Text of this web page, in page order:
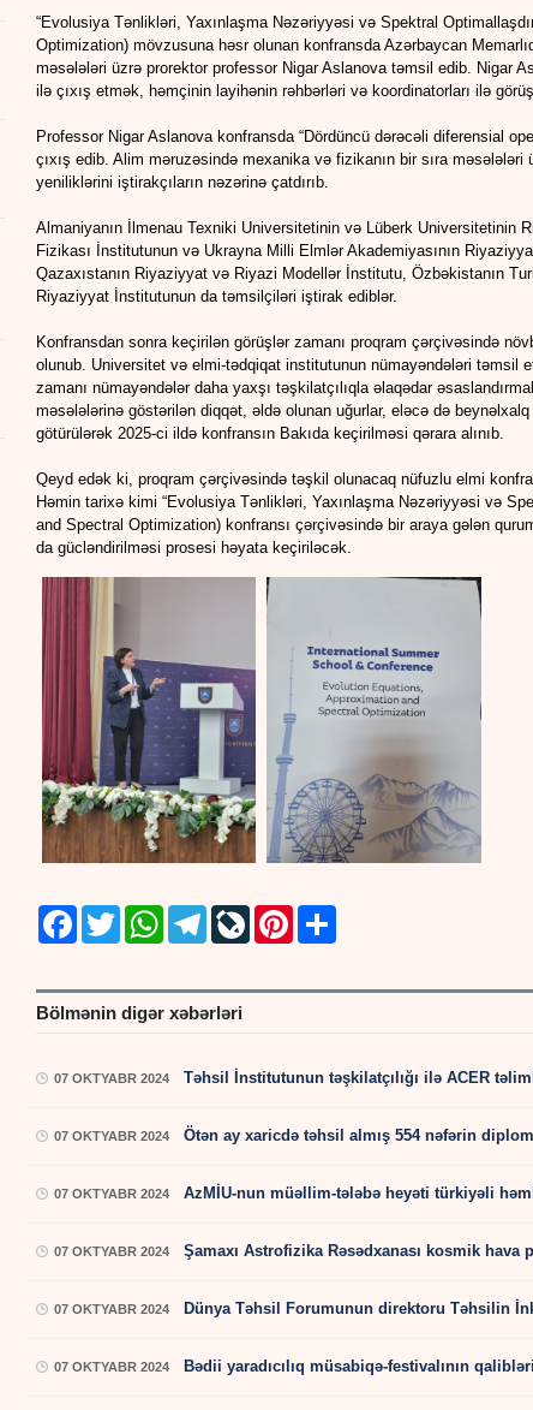
“Evolusiya Tənlikləri, Yaxınlaşma Nəzəriyyəsi və Spektral
Optimization) mövzusuna həsr olunan konfransda Azərbaycan
məsələləri üzrə prorektor professor Nigar Aslanova təmsil edib. Nigar
ilə çıxış etmək, həmçinin layihənin rəhbərləri və koordinatorları ilə
Professor Nigar Aslanova konfransda “Dördüncü dərəcəli diferensial
çıxış edib. Alim məruzəsində mexanika və fizikanın bir sıra
yeniliklərini iştirakçıların nəzərinə çatdırıb.
Almaniyanın İlmenau Texniki Universitetinin və Lüberk Universitetinin
Fizikası İnstitutunun və Ukrayna Milli Elmlər Akademiyasının
Qazaxıstanın Riyaziyyat və Riyazi Modellər İnstitutu, Özbəkistanın
Riyaziyyat İnstitutunun da təmsilçiləri iştirak ediblər.
Konfransdan sonra keçirilən görüşlər zamanı proqram çərçivəsində
olunub. Universitet və elmi-tədqiqat institutunun nümayəndələri təmsil
zamanı nümayəndələr daha yaxşı təşkilatçılıqla əlaqədar
məsələlərinə göstərilən diqqət, əldə olunan uğurlar, eləcə də
götürülərək 2025-ci ildə konfransın Bakıda keçirilməsi qərara alınıb.
Qeyd edək ki, proqram çərçivəsində təşkil olunacaq nüfuzlu elmi
Həmin tarixə kimi “Evolusiya Tənlikləri, Yaxınlaşma Nəzəriyyəsi və
and Spectral Optimization) konfransı çərçivəsində bir araya gələn
da gücləndirilməsi prosesi həyata keçiriləcək.
FacebookTwitter WhatsAppTelegramLiveJournalPinterest
Bölmənin digər xəbərləri
07 OKTYABR 2024 Təhsil İnstitutunun təşkilatçılığı ilə ACER
07 OKTYABR 2024 Ötən ay xaricdə təhsil almış 554 nəfərin
07 OKTYABR 2024 AzMİU-nun müəllim-tələbə heyəti türkiyəli
07 OKTYABR 2024 Şamaxı Astrofizika Rəsədxanası kosmik hava
07 OKTYABR 2024 Dünya Təhsil Forumunun direktoru Təhsilin
07 OKTYABR 2024 Bədii yaradıcılıq müsabiqə-festivalının